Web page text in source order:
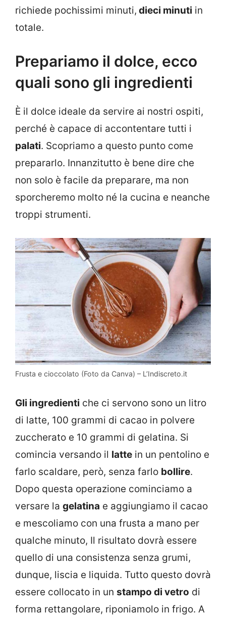
richiede pochissimi minuti, dieci minuti in
totale.
Prepariamo il dolce, ecco
quali sono gli ingredienti
È il dolce ideale da servire ai nostri ospiti,
perché è capace di accontentare tutti i
palati. Scopriamo a questo punto come
prepararlo. Innanzitutto è bene dire che
non solo è facile da preparare, ma non
sporcheremo molto né la cucina e neanche
troppi strumenti.
Frusta e cioccolato (Foto da Canva) – L’Indiscreto.it
Gli ingredienti che ci servono sono un litro
di latte, 100 grammi di cacao in polvere
zuccherato e 10 grammi di gelatina. Si
comincia versando il latte in un pentolino e
farlo scaldare, però, senza farlo bollire.
Dopo questa operazione cominciamo a
versare la gelatina e aggiungiamo il cacao
e mescoliamo con una frusta a mano per
qualche minuto, Il risultato dovrà essere
quello di una consistenza senza grumi,
dunque, liscia e liquida. Tutto questo dovrà
essere collocato in un stampo di vetro di
forma rettangolare, riponiamolo in frigo. A